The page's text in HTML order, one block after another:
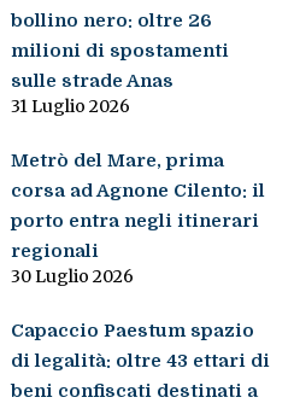
bollino nero: oltre 26
milioni di spostamenti
sulle strade Anas
31 Luglio 2026
Metrò del Mare, prima
corsa ad Agnone Cilento: il
porto entra negli itinerari
regionali
30 Luglio 2026
Capaccio Paestum spazio
di legalità: oltre 43 ettari di
beni confiscati destinati a